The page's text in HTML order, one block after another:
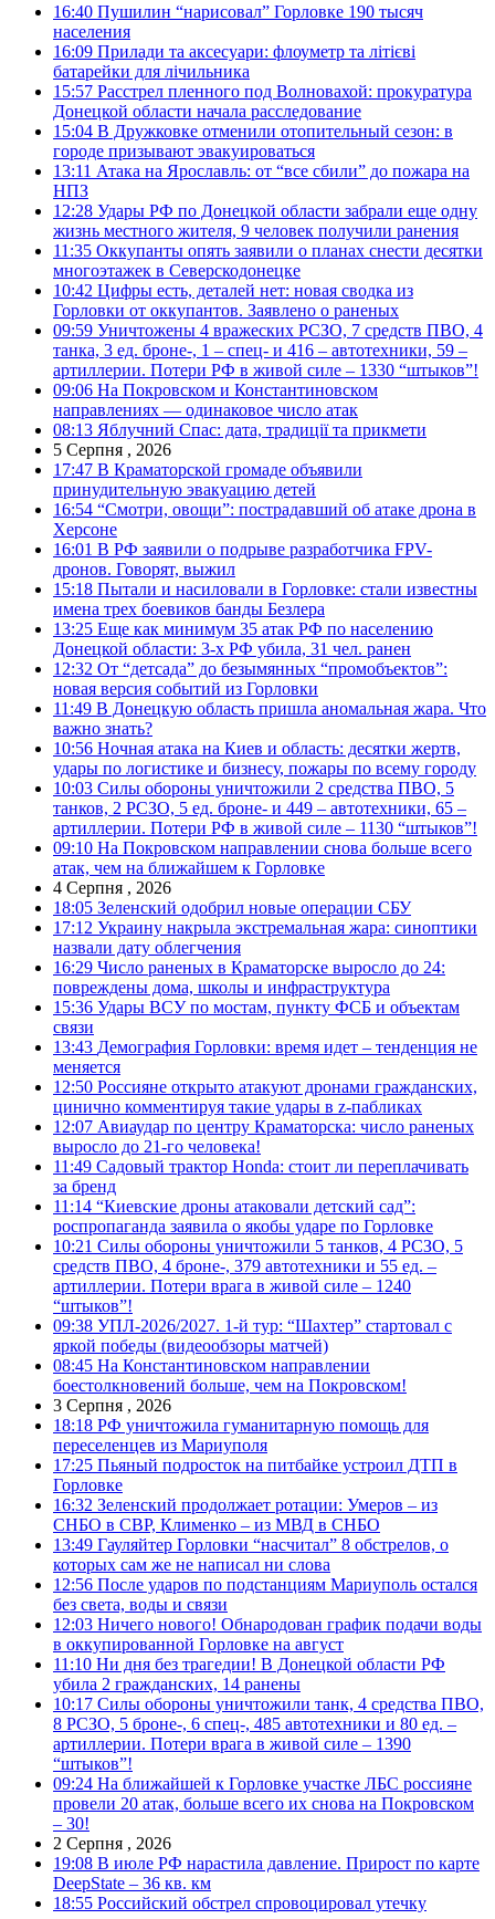
16:40 Пушилин “нарисовал” Горловке 190 тысяч
населения
16:09 Прилади та аксесуари: флоуметр та літієві
батарейки для лічильника
15:57 Расстрел пленного под Волновахой: прокуратура
Донецкой области начала расследование
15:04 В Дружковке отменили отопительный сезон: в
городе призывают эвакуироваться
13:11 Атака на Ярославль: от “все сбили” до пожара на
НПЗ
12:28 Удары РФ по Донецкой области забрали еще одну
жизнь местного жителя, 9 человек получили ранения
11:35 Оккупанты опять заявили о планах снести десятки
многоэтажек в Северскодонецке
10:42 Цифры есть, деталей нет: новая сводка из
Горловки от оккупантов. Заявлено о раненых
09:59 Уничтожены 4 вражеских РСЗО, 7 средств ПВО, 4
танка, 3 ед. броне-, 1 – спец- и 416 – автотехники, 59 –
артиллерии. Потери РФ в живой силе – 1330 “штыков”!
09:06 На Покровском и Константиновском
направлениях — одинаковое число атак
08:13 Яблучний Спас: дата, традиції та прикмети
5 Серпня , 2026
17:47 В Краматорской громаде объявили
принудительную эвакуацию детей
16:54 “Смотри, овощи”: пострадавший об атаке дрона в
Херсоне
16:01 В РФ заявили о подрыве разработчика FPV-
дронов. Говорят, выжил
15:18 Пытали и насиловали в Горловке: стали известны
имена трех боевиков банды Безлера
13:25 Еще как минимум 35 атак РФ по населению
Донецкой области: 3-х РФ убила, 31 чел. ранен
12:32 От “детсада” до безымянных “промобъектов”:
новая версия событий из Горловки
11:49 В Донецкую область пришла аномальная жара. Что
важно знать?
10:56 Ночная атака на Киев и область: десятки жертв,
удары по логистике и бизнесу, пожары по всему городу
10:03 Силы обороны уничтожили 2 средства ПВО, 5
танков, 2 РСЗО, 5 ед. броне- и 449 – автотехники, 65 –
артиллерии. Потери РФ в живой силе – 1130 “штыков”!
09:10 На Покровском направлении снова больше всего
атак, чем на ближайшем к Горловке
4 Серпня , 2026
18:05 Зеленский одобрил новые операции СБУ
17:12 Украину накрыла экстремальная жара: синоптики
назвали дату облегчения
16:29 Число раненых в Краматорске выросло до 24:
повреждены дома, школы и инфраструктура
15:36 Удары ВСУ по мостам, пункту ФСБ и объектам
связи
13:43 Демография Горловки: время идет – тенденция не
меняется
12:50 Россияне открыто атакуют дронами гражданских,
цинично комментируя такие удары в z-пабликах
12:07 Авиаудар по центру Краматорска: число раненых
выросло до 21-го человека!
11:49 Садовый трактор Honda: стоит ли переплачивать
за бренд
11:14 “Киевские дроны атаковали детский сад”:
роспропаганда заявила о якобы ударе по Горловке
10:21 Силы обороны уничтожили 5 танков, 4 РСЗО, 5
средств ПВО, 4 броне-, 379 автотехники и 55 ед. –
артиллерии. Потери врага в живой силе – 1240
“штыков”!
09:38 УПЛ-2026/2027. 1-й тур: “Шахтер” стартовал с
яркой победы (видеообзоры матчей)
08:45 На Константиновском направлении
боестолкновений больше, чем на Покровском!
3 Серпня , 2026
18:18 РФ уничтожила гуманитарную помощь для
переселенцев из Мариуполя
17:25 Пьяный подросток на питбайке устроил ДТП в
Горловке
16:32 Зеленский продолжает ротации: Умеров – из
СНБО в СВР, Клименко – из МВД в СНБО
13:49 Гауляйтер Горловки “насчитал” 8 обстрелов, о
которых сам же не написал ни слова
12:56 После ударов по подстанциям Мариуполь остался
без света, воды и связи
12:03 Ничего нового! Обнародован график подачи воды
в оккупированной Горловке на август
11:10 Ни дня без трагедии! В Донецкой области РФ
убила 2 гражданских, 14 ранены
10:17 Силы обороны уничтожили танк, 4 средства ПВО,
8 РСЗО, 5 броне-, 6 спец-, 485 автотехники и 80 ед. –
артиллерии. Потери врага в живой силе – 1390
“штыков”!
09:24 На ближайшей к Горловке участке ЛБС россияне
провели 20 атак, больше всего их снова на Покровском
– 30!
2 Серпня , 2026
19:08 В июле РФ нарастила давление. Прирост по карте
DeepState – 36 кв. км
18:55 Российский обстрел спровоцировал утечку